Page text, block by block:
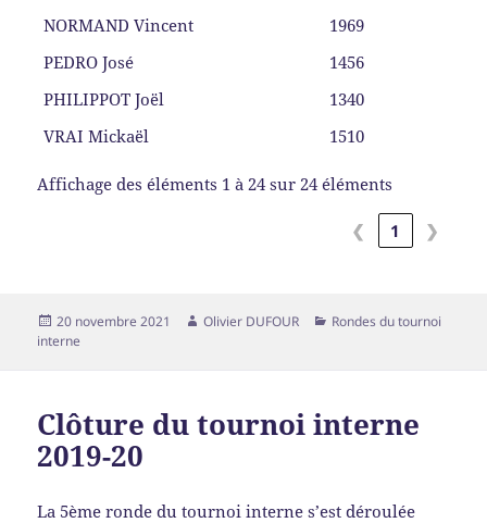
NORMAND Vincent
1969
PEDRO José
1456
PHILIPPOT Joël
1340
VRAI Mickaël
1510
Affichage des éléments 1 à 24 sur 24 éléments
❮ 1 ❯
20 novembre 2021 Olivier DUFOUR
Rondes du tournoi
interne
Clôture du tournoi interne
2019-20
La 5ème ronde du tournoi interne s’est déroulée